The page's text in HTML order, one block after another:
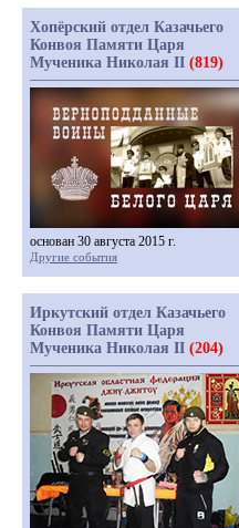
Хопёрский отдел Казачьего
Конвоя Памяти Царя
Мученика Николая II (819)
основан 30 августа 2015 г.
Другие события
Иркутский отдел Казачьего
Конвоя Памяти Царя
Мученика Николая II (204)